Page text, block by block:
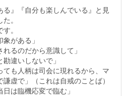
る』『自分も楽しんでいる』と見
。
。
がある」
るのだから意識して」
違いしないで」
ても人柄は司会に現れるから、マ
虚で」（これは自戒のことば）
は臨機応変で臨む」